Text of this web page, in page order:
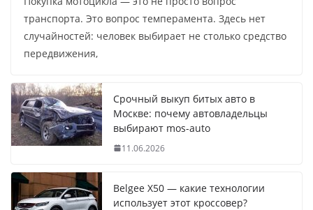
транспорта. Это вопрос темперамента. Здесь нет
случайностей: человек выбирает не столько средство
передвижения,
Срочный выкуп битых авто в
Москве: почему автовладельцы
выбирают mos-auto
11.06.2026
Belgee X50 — какие технологии
использует этот кроссовер?